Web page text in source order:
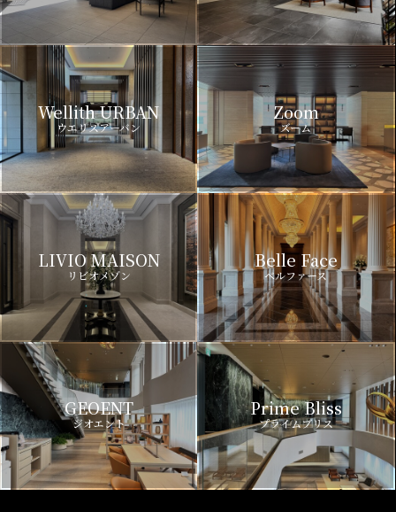
Wellith URBAN
ウエリスアーバン
Zoom
ズーム
LIVIO MAISON
リビオメゾン
Belle Face
ベルファース
GEOENT
ジオエント
Prime Bliss
プライムブリス